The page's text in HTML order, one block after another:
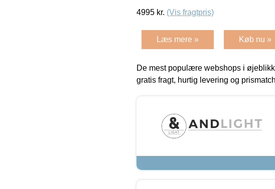
4995 kr. (Vis fragtpris)
Læs mere » Køb nu »
De mest populære webshops i
gratis fragt, hurtig levering og